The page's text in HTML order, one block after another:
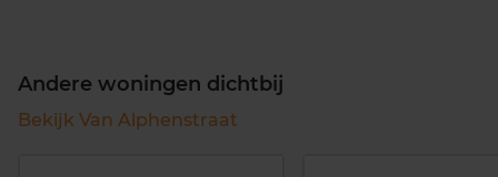
Andere woningen dichtbij
Bekijk Van Alphenstraat